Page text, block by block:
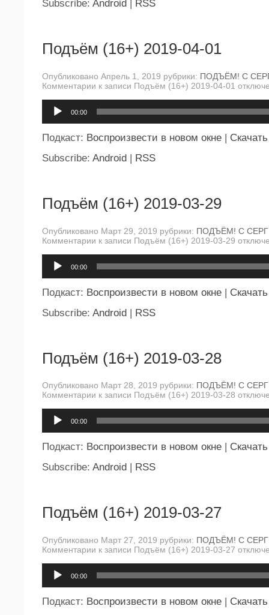
Subscribe: Android RSS
Подъём (16+) 2019-04-01
Опубликовано Апрель 1, 2019 рубрики: ПОДЪЁМ! С
Комментарии к записи Подъём (16+) 2019-04-01
00:00
Подкаст: Воспроизвести в новом окне | Скачать
Subscribe: Android | RSS
Подъём (16+) 2019-03-29
Опубликовано Март 29, 2019 рубрики: ПОДЪЁМ! С
Комментарии к записи Подъём (16+) 2019-03-29
00:00
Подкаст: Воспроизвести в новом окне | Скачать
Subscribe: Android | RSS
Подъём (16+) 2019-03-28
Опубликовано Март 28, 2019 рубрики: ПОДЪЁМ! С
Комментарии к записи Подъём (16+) 2019-03-28
00:00
Подкаст: Воспроизвести в новом окне | Скачать
Subscribe: Android | RSS
Подъём (16+) 2019-03-27
Опубликовано Март 27, 2019 рубрики: ПОДЪЁМ! С
Комментарии к записи Подъём (16+) 2019-03-27
00:00
Подкаст: Воспроизвести в новом окне | Скачать